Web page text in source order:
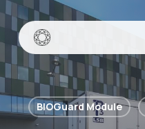
Skip
to
main
content
BIOGuard Module